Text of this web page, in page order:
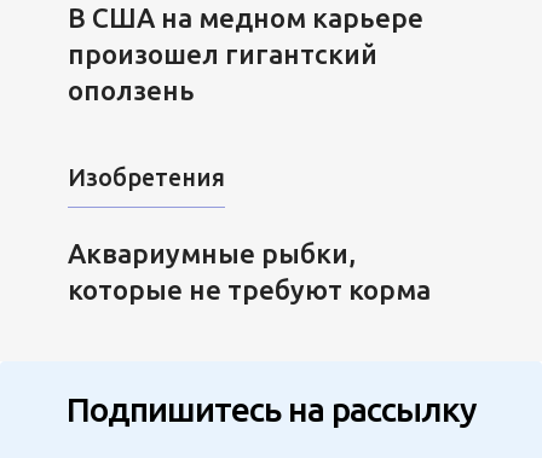
В США на медном карьере
произошел гигантский
оползень
Изобретения
Аквариумные рыбки,
которые не требуют корма
Подпишитесь на рассылку